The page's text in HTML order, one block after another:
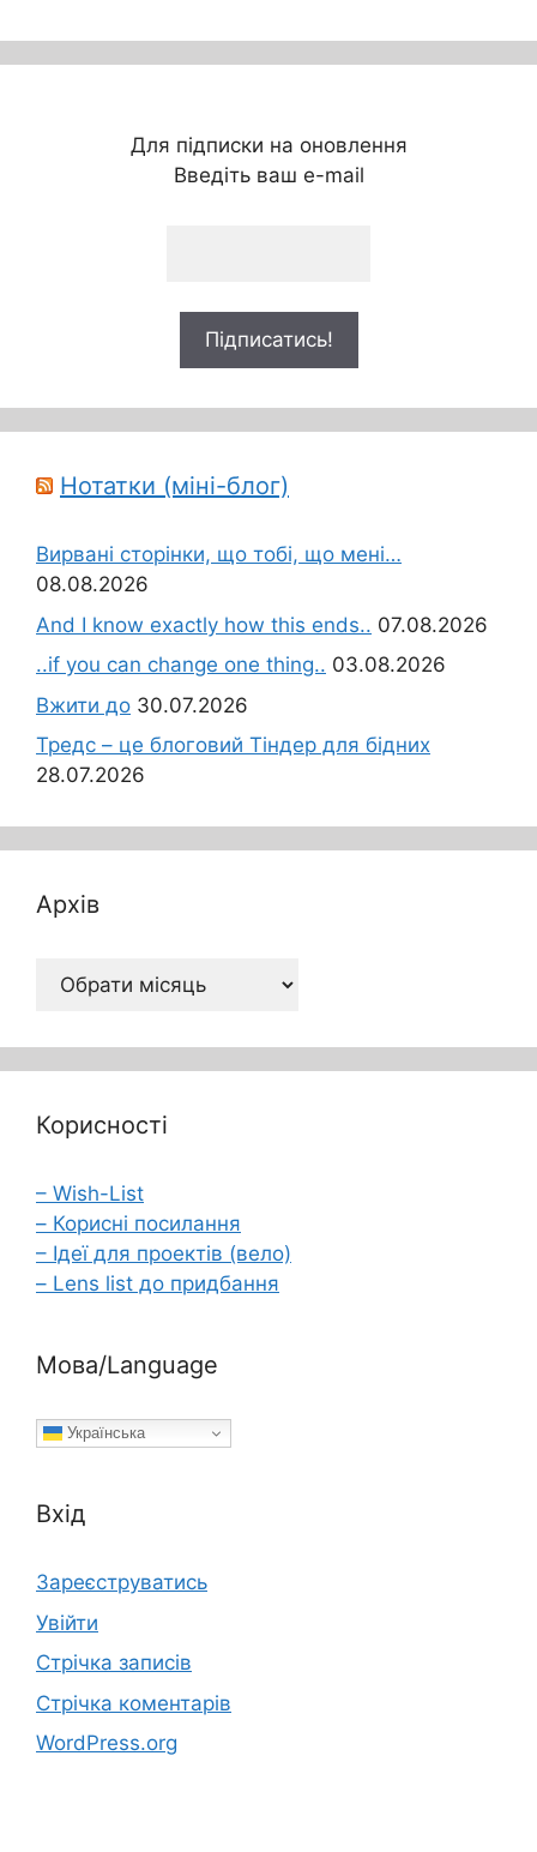
Для підписки на оновлення
Введіть ваш e-mail
Нотатки (міні-блог)
Вирвані сторінки, що тобі, що мені…
08.08.2026
And I know exactly how this ends.. 07.08.2026
..if you can change one thing.. 03.08.2026
Вжити до 30.07.2026
Тредс – це блоговий Тіндер для бідних
28.07.2026
Архів
Архів
Корисності
– Wish-List
– Корисні посилання
– Ідеї для проектів (вело)
– Lens list до придбання
Мова/Language
Українська
Вхід
Зареєструватись
Увійти
Стрічка записів
Стрічка коментарів
WordPress.org